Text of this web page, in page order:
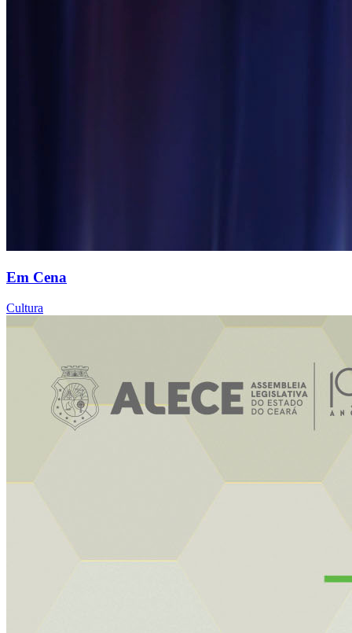
Em Cena
Cultura